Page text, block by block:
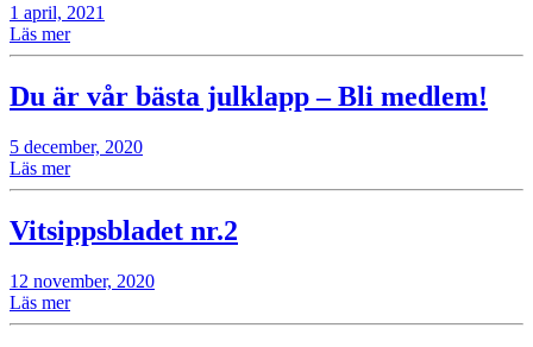
1 april, 2021
Läs mer
Du är vår bästa julklapp – Bli medlem!
5 december, 2020
Läs mer
Vitsippsbladet nr.2
12 november, 2020
Läs mer